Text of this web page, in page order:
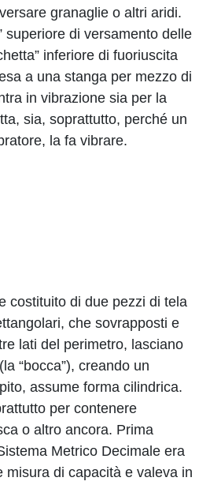
granaglie o altri aridi.
superiore di versamento delle
inferiore di fuoriuscita
a una stanga per mezzo di
in vibrazione sia per la
sia, soprattutto, perché un
la fa vibrare.
costituito di due pezzi di tela
che sovrapposti e
lati del perimetro, lasciano
“bocca”), creando un
assume forma cilindrica.
per contenere
o altro ancora. Prima
Metrico Decimale era
misura di capacità e valeva in